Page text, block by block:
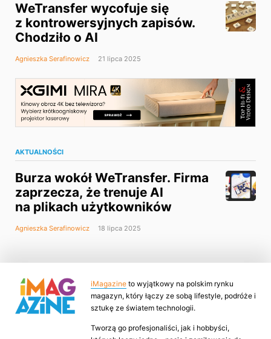
WeTransfer wycofuje się
z kontrowersyjnych zapisów.
Chodziło o AI
Agnieszka Serafinowicz 21 lipca 2025
AKTUALNOŚCI
Burza wokół WeTransfer. Firma
zaprzecza, że trenuje AI
na plikach użytkowników
Agnieszka Serafinowicz 18 lipca 2025
iMagazine to wyjątkowy na polskim rynku
magazyn, który łączy ze sobą lifestyle, podróże i
sztukę ze światem technologii.
Tworzą go profesjonaliści, jak i hobbyści,